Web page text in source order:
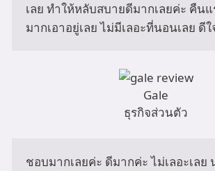
เลย ทำให้หลับสบายดีมากเลยค่ะ คืน
มากเอาอยู่เลย ไม่มีเลอะที่นอนเลย ดี
Gale
ธุรกิจส่วนตัว
ชอบมากเลยค่ะ ดีมากค่ะ ไม่เลอะเลย